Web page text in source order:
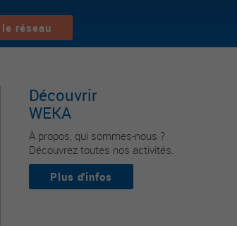
réseau
Découvrir
WEKA
À propos, qui sommes-nous ?
Découvrez toutes nos activités.
Plus d'infos